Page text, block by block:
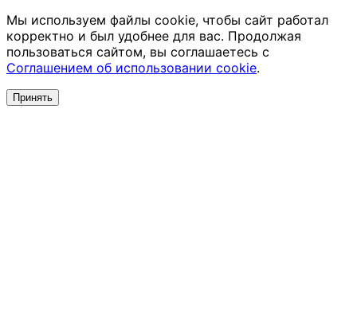
Мы используем файлы cookie, чтобы сайт работал
корректно и был удобнее для вас. Продолжая
пользоваться сайтом, вы соглашаетесь с
Соглашением об использовании cookie.
Принять